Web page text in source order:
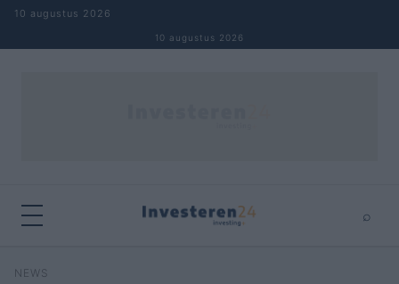
Naar inhoud springen
10 augustus 2026
10 augustus 2026
⌕
Zoeken
NEWS